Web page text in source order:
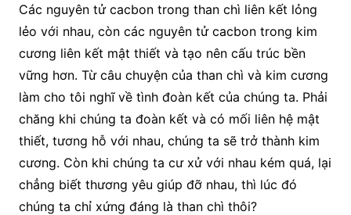
Các nguyên tử cacbon trong than chì liên kết lỏng
lẻo với nhau, còn các nguyên tử cacbon trong kim
cương liên kết mật thiết và tạo nên cấu trúc bền
vững hơn. Từ câu chuyện của than chì và kim cương
làm cho tôi nghĩ về tình đoàn kết của chúng ta. Phải
chăng khi chúng ta đoàn kết và có mối liên hệ mật
thiết, tương hỗ với nhau, chúng ta sẽ trở thành kim
cương. Còn khi chúng ta cư xử với nhau kém quá, lại
chẳng biết thương yêu giúp đỡ nhau, thì lúc đó
chúng ta chỉ xứng đáng là than chì thôi?